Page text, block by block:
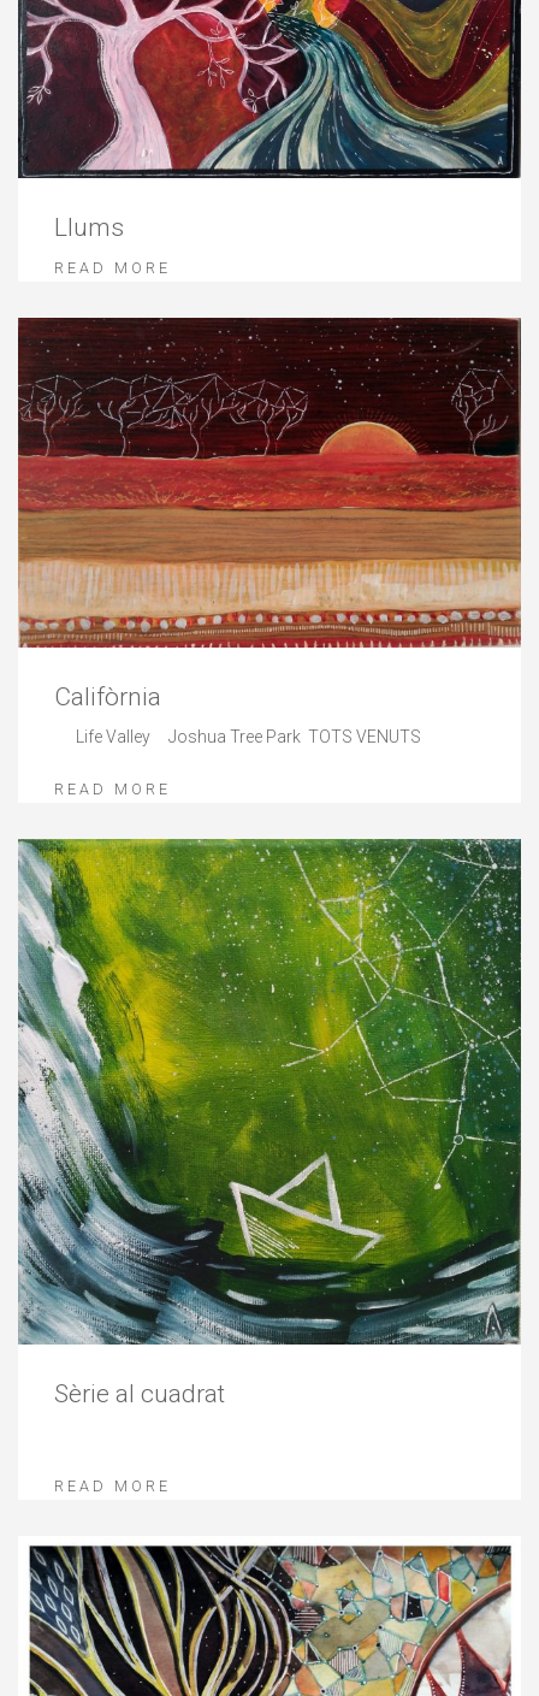
Llums
READ MORE
Califòrnia
Life Valley Joshua Tree Park TOTS VENUTS
READ MORE
Sèrie al cuadrat
READ MORE